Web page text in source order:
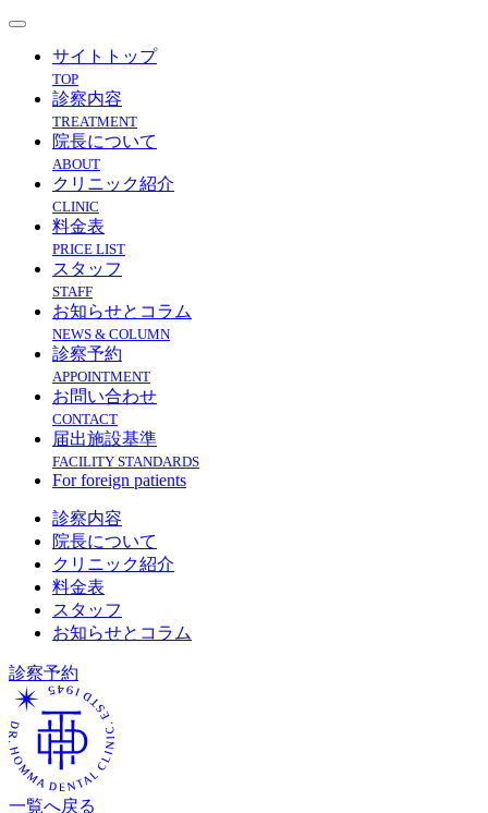
サイトトップ
TOP
診察内容
TREATMENT
院長について
ABOUT
クリニック紹介
CLINIC
料金表
PRICE LIST
スタッフ
STAFF
お知らせとコラム
NEWS & COLUMN
診察予約
APPOINTMENT
お問い合わせ
CONTACT
届出施設基準
FACILITY STANDARDS
For foreign patients
診察内容
院長について
クリニック紹介
料金表
スタッフ
お知らせとコラム
診察予約
一覧へ戻る